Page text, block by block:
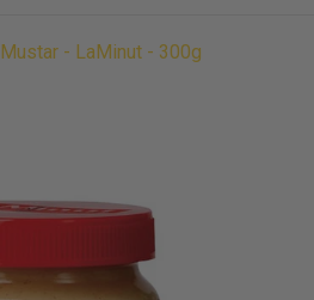
Mustar - LaMinut - 300g